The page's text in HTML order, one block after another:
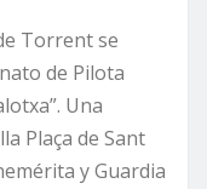
Torrent se
de Pilota
Una
Plaça de Sant
y Guardia